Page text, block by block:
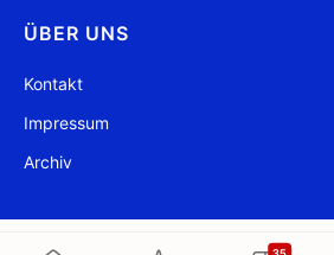
ÜBER UNS
Kontakt
Impressum
Archiv
@ FussballTransfers.com 2009-2026